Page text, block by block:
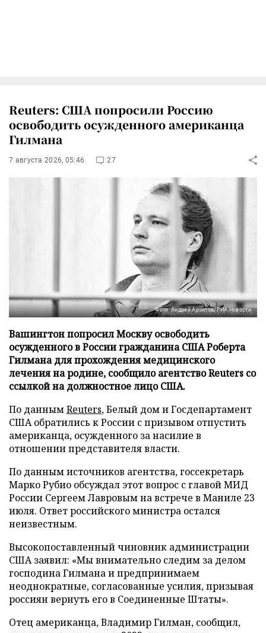
Reuters: США попросили Россию
освободить осужденного американца
Гилмана
7 августа 2026, 05:46 27
Фото: Андрей Архипов/РИА Новости
Вашингтон попросил Москву освободить
осужденного в России гражданина США Роберта
Гилмана для прохождения медицинского
лечения на родине, сообщило агентство Reuters со
ссылкой на должностное лицо США.
По даннымReuters, Белый дом и Госдепартамент
США обратились к России с призывом отпустить
американца, осужденного за насилие в
отношении представителя власти.
По данным источников агентства, госсекретарь
Марко Рубио обсуждал этот вопрос с главой МИД
России Сергеем Лавровым на встрече в Маниле 23
июля. Ответ российского министра остался
неизвестным.
Высокопоставленный чиновник администрации
США заявил: «Мы внимательно следим за делом
господина Гилмана и предпринимаем
неоднократные, согласованные усилия, призывая
россиян вернуть его в Соединенные Штаты».
Отец американца, Владимир Гилман, сообщил,